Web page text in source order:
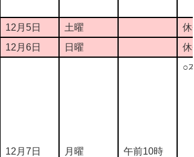
12月5日 土曜
休
12月6日
日曜 休
12月7日 月曜 午前10時
○